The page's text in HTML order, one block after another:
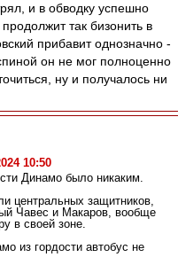
и в обводку успешно
так бизонить в
прибавит однозначно -
он не мог полноценно
ну и получалось ни
10:50
Динамо было никаким.
центральных защитников,
Чавес и Макаров, вообще
в своей зоне.
из гордости автобус не